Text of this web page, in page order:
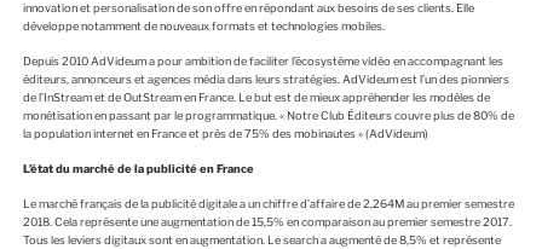
innovation et personalisation de son offre en répondant aux besoins de ses clients. Elle
développe notamment de nouveaux formats et technologies mobiles.
Depuis 2010 AdVideum a pour ambition de faciliter l’écosystème vidéo en accompagnant les
éditeurs, annonceurs et agences média dans leurs stratégies. AdVideum est l’un des pionniers
de l’InStream et de OutStream en France. Le but est de mieux appréhender les modèles de
monétisation en passant par le programmatique. « Notre Club Éditeurs couvre plus de 80% de
la population internet en France et près de 75% des mobinautes » (AdVideum)
L’état du marché de la publicité en France
Le marché français de la publicité digitale a un chiffre d’affaire de 2,264M au premier semestre
2018. Cela représente une augmentation de 15,5% en comparaison au premier semestre 2017.
Tous les leviers digitaux sont en augmentation. Le search a augmenté de 8,5% et représente